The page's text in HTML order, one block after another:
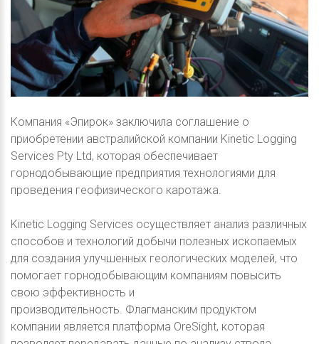
Компания «Эпирок» заключила соглашение о
приобретении австралийской компании Kinetic Logging
Services Pty Ltd, которая обеспечивает
горнодобывающие предприятия технологиями для
проведения геофизического каротажа.
Kinetic Logging Services осуществляет анализ различных
способов и технологий добычи полезных ископаемых
для создания улучшенных геологических моделей, что
помогает горнодобывающим компаниям повысить
свою эффективность и
производительность. Флагманским продуктом
компании является платформа OreSight, которая